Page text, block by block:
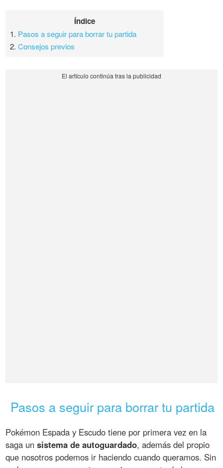
Índice
1. Pasos a seguir para borrar tu partida
2.Consejos previos
Pasos a seguir para borrar tu partida
Pokémon Espada y Escudo tiene por primera vez en la
saga unsistema de autoguardado, además del propio
que nosotros podemos ir haciendo cuando queramos. Sin